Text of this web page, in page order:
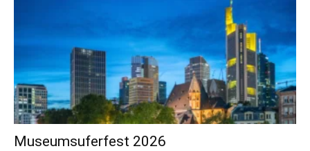
Museumsuferfest 2026